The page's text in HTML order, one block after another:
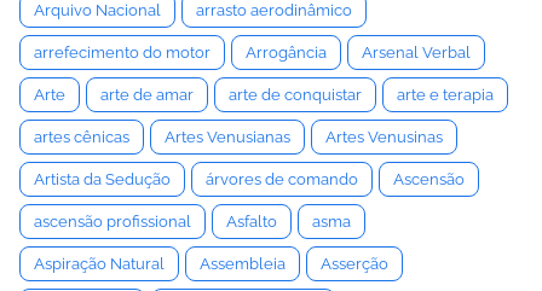
Arquivo Nacional arrasto aerodinâmico
arrefecimento do motor Arrogância Arsenal Verbal
Arte arte de amar arte de conquistar arte e terapia
artes cênicas Artes Venusianas Artes Venusinas
Artista da Sedução árvores de comando Ascensão
ascensão profissional Asfalto asma
Aspiração Natural Assembleia Asserção